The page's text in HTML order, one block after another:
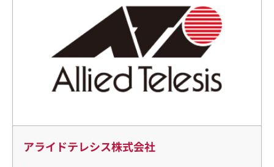
アライドテレシス株式会社